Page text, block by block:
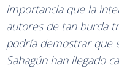
importancia que la
autores de tan burda
podría demostrar que
Sahagún han llegado